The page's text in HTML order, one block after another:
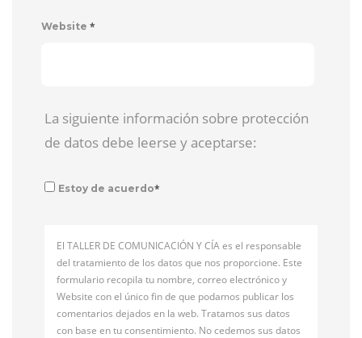
Website *
La siguiente información sobre protección
de datos debe leerse y aceptarse:
Estoy de acuerdo*
El TALLER DE COMUNICACIÓN Y CÍA es el responsable
del tratamiento de los datos que nos proporcione. Este
formulario recopila tu nombre, correo electrónico y
Website con el único fin de que podamos publicar los
comentarios dejados en la web. Tratamos sus datos
con base en tu consentimiento. No cedemos sus datos